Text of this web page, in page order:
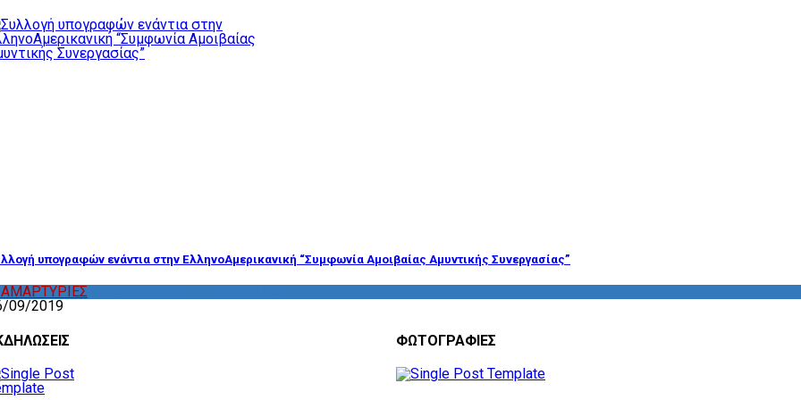
υπογραφών ενάντια στην ΕλληνοΑμερικανική “Συμφωνία Αμοιβαίας Αμυντικής Συνεργασίας”
09/2019
ΦΩΤΟΓΡΑΦΙΕΣ